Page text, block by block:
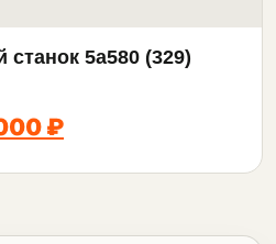
5а580 (329)
₽